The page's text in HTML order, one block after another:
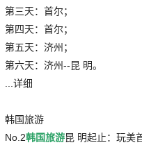
第三天：首尔；
第四天：首尔；
第五天：济州；
第六天：济州--昆 明。
...详细
韩国旅游
No.2韩国旅游昆 明起止：玩美